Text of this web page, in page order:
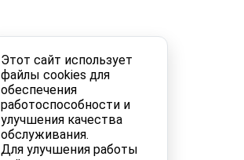
Этот сайт использует
файлы cookies для
обеспечения
работоспособности и
улучшения качества
обслуживания.
Для улучшения работы